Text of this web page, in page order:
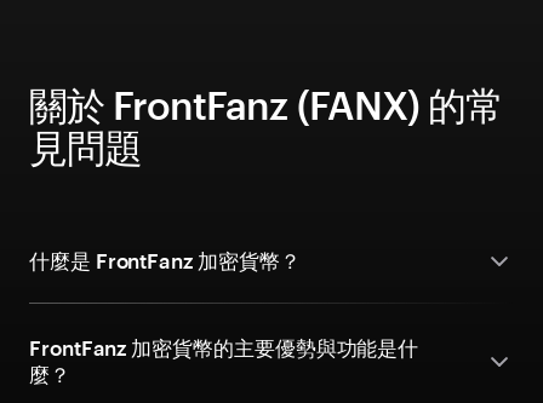
關於 FrontFanz (FANX) 的常
見問題
什麼是 FrontFanz 加密貨幣？
FrontFanz 加密貨幣的主要優勢與功能是什
麼？